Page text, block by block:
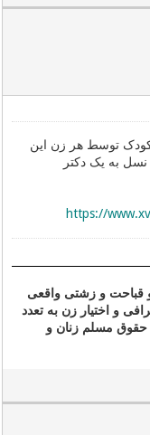
کودک توسط هر زن این
به یک دکتر
https://
قباحت و زشتی واقعی
و اختیار زن به تعدد
مسلم زنان و